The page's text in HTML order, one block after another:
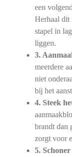
een
Herhaal dit
stapel in
liggen.
3.
meerdere
niet
bij het
4. Steek
brandt dan
zorgt voor
5.